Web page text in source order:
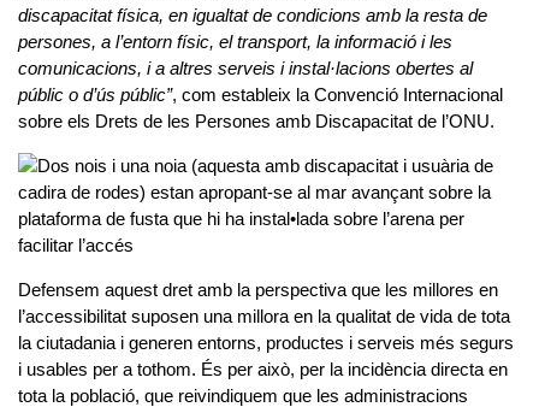
discapacitat física, en igualtat de condicions amb la resta de
persones, a l’entorn físic, el transport, la informació i les
comunicacions, i a altres serveis i instal·lacions obertes al
públic o d’ús públic”, com estableix la Convenció Internacional
sobre els Drets de les Persones amb Discapacitat de l’ONU.
Defensem aquest dret amb la perspectiva que les millores en
l’accessibilitat suposen una millora en la qualitat de vida de tota
la ciutadania i generen entorns, productes i serveis més segurs
i usables per a tothom. És per això, per la incidència directa en
tota la població, que reivindiquem que les administracions